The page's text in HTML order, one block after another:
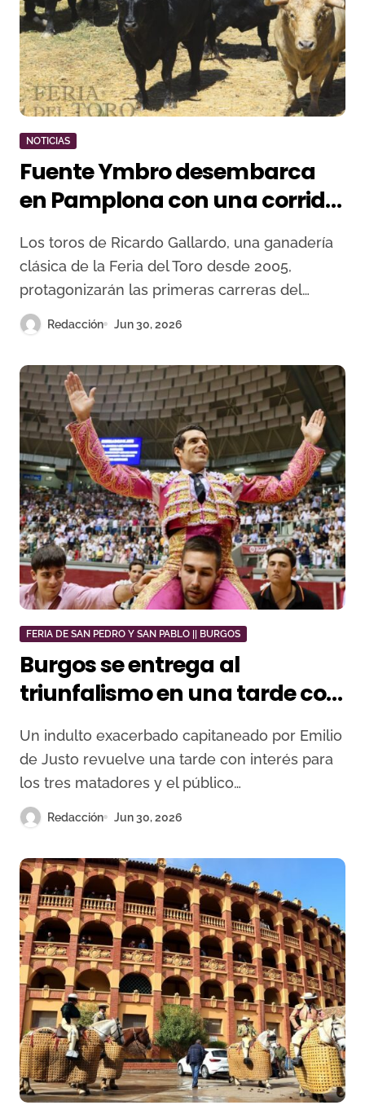
NOTICIAS
Fuente Ymbro desembarca
en Pamplona con una corrida
seria para abrir los encierros
de San Fermín
Los toros de Ricardo Gallardo, una ganadería
clásica de la Feria del Toro desde 2005,
protagonizarán las primeras carreras del…
Redacción Jun 30, 2026
FERIA DE SAN PEDRO Y SAN PABLO || BURGOS
Burgos se entrega al
triunfalismo en una tarde con
Emilio de Justo como gran
protagonista
Un indulto exacerbado capitaneado por Emilio
de Justo revuelve una tarde con interés para
los tres matadores y el público…
Redacción Jun 30, 2026